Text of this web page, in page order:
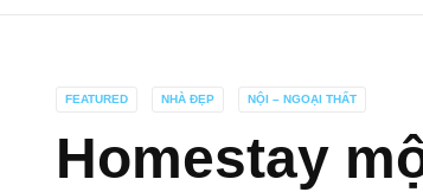
FEATURED NHÀ ĐẸP NỘI – NGOẠI THẤT
Homestay